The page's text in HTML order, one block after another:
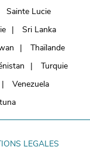
Sainte Lucie
Sri Lanka
Thaïlande
Turquie
Venezuela
LEGALES